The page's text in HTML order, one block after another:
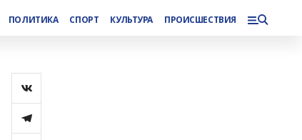
ПОЛИТИКА СПОРТ КУЛЬТУРА ПРОИСШЕСТВИЯ